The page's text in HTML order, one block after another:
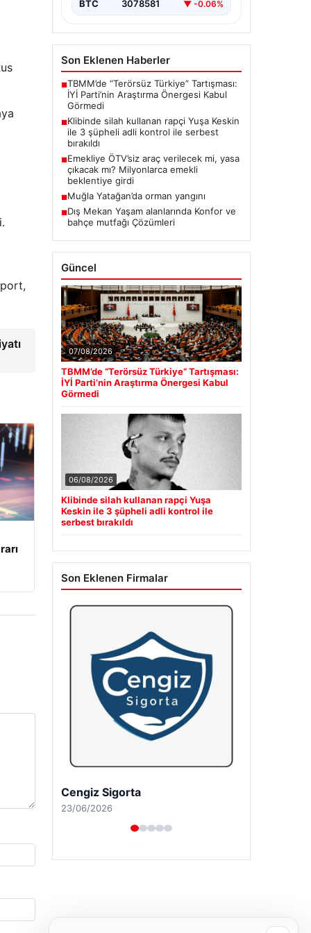
BTC 3078581 ▼ -0.06%
Son Eklenen Haberler
■TBMM’de “Terörsüz Türkiye” Tartışması:
İYİ Parti’nin Araştırma Önergesi Kabul
Görmedi
■Klibinde silah kullanan rapçi Yuşa Keskin
ile 3 şüpheli adli kontrol ile serbest
bırakıldı
■Emekliye ÖTV’siz araç verilecek mi, yasa
çıkacak mı? Milyonlarca emekli
beklentiye girdi
■Muğla Yatağan’da orman yangını
■Dış Mekan Yaşam alanlarında Konfor ve
bahçe mutfağı Çözümleri
Güncel
07/08/2026
TBMM’de “Terörsüz Türkiye” Tartışması:
İYİ Parti’nin Araştırma Önergesi Kabul
Görmedi
06/08/2026
Klibinde silah kullanan rapçi Yuşa
Keskin ile 3 şüpheli adli kontrol ile
serbest bırakıldı
Son Eklenen Firmalar
Hastaş Beton
26/05/2026